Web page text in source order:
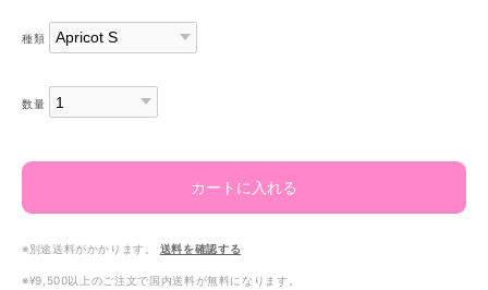
種類
数量
カートに入れる
※別途送料がかかります。 送料を確認する
※¥9,500以上のご注文で国内送料が無料になります。